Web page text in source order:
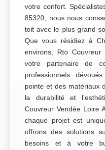
votre confort.
85320, nous nous
toit avec le plus grand
Que vous résidiez à
environs, Rto Couvreur
votre partenaire de
professionnels
pointe et des matériaux
la durabilité et
Couvreur Vendée Loire
chaque projet est
offrons des solutions
besoins et à votre